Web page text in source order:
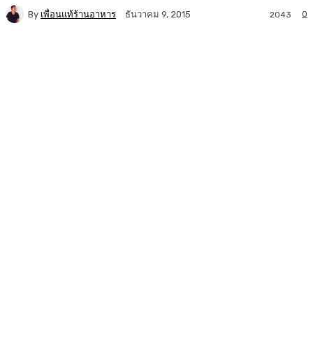
By เพื่อนแท้ร้านอาหาร ธันวาคม 9, 2015 0
2043